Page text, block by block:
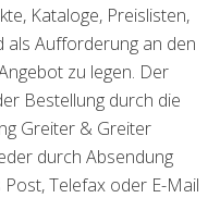
Kataloge, Preislisten,
als Aufforderung an den
zu legen. Der
Bestellung durch die
Greiter & Greiter
durch Absendung
Telefax oder E-Mail